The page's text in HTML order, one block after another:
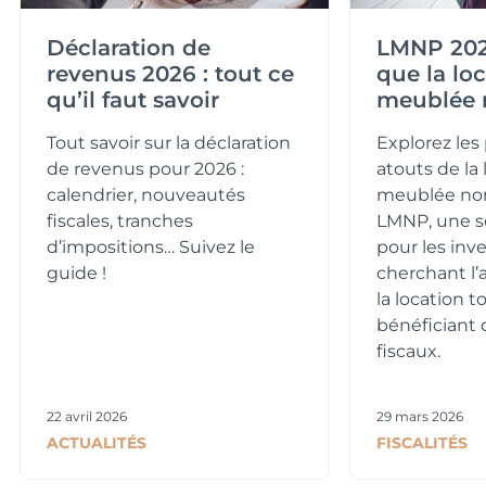
Déclaration de
revenus 2026 : tout ce
qu’il faut savoir
Tout savoir sur la déclaration
de revenus pour 2026 :
calendrier, nouveautés
fiscales, tranches
d’impositions… Suivez le
guide !
22 avril 2026
ACTUALITÉS
LMNP
que la
meublée
Explorez
atouts de la
meublée
LMNP, une
pour les
cherchant
la location
bénéficiant
fiscaux.
29 mars 2026
FISCALITÉS